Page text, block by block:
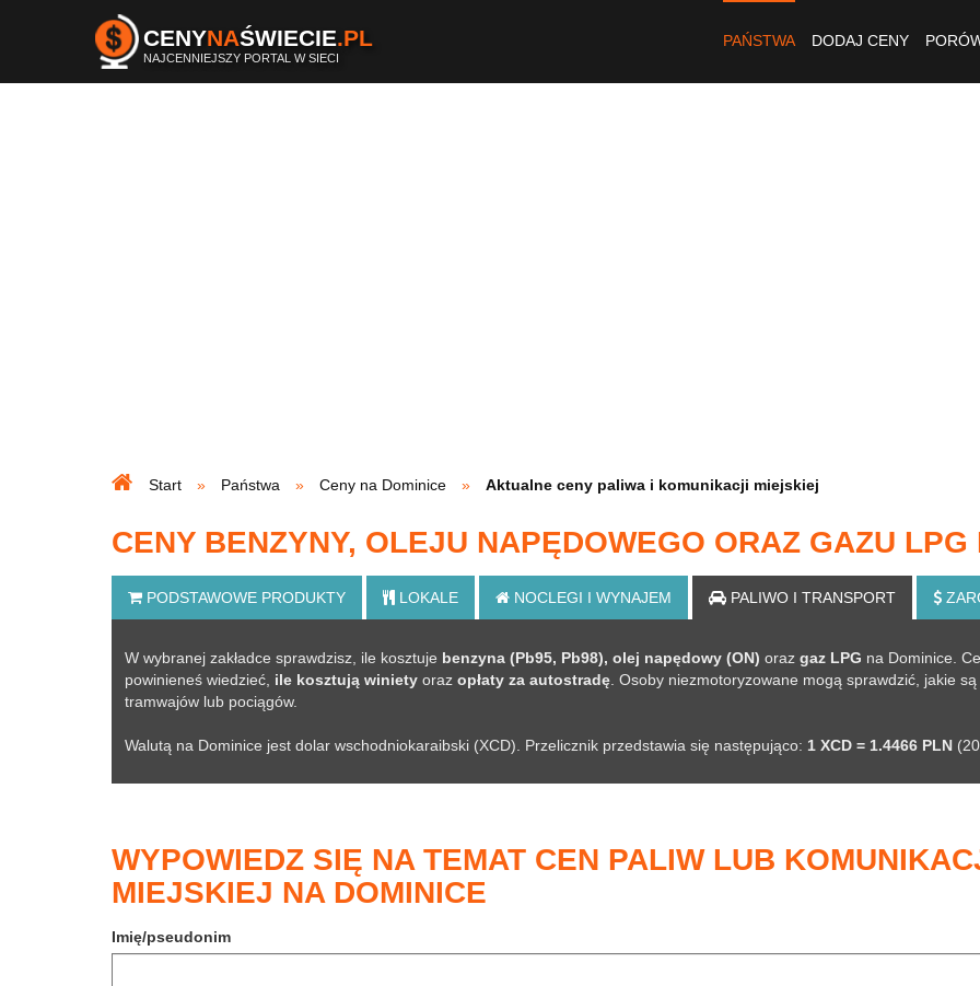
CENYNAŚWIECIE.PL
NAJCENNIEJSZY PORTAL W SIECI
PAŃSTWA DODAJ CENY
Start Państwa Ceny na Dominice Aktualne ceny paliwa i komunikacji miejskiej
CENY BENZYNY, OLEJU NAPĘDOWEGO ORAZ GAZU LPG
PODSTAWOWE PRODUKTY LOKALE NOCLEGI I WYNAJEM PALIWO I TRANSPORT
W wybranej zakładce sprawdzisz, ile kosztuje benzyna (Pb95, Pb98), olej napędowy (ON) oraz gaz LPG na Dominice.
powinieneś wiedzieć, ile kosztują winiety oraz opłaty za autostradę . Osoby niezmotoryzowane mogą sprawdzić, jakie
tramwajów lub pociągów.
Walutą na Dominice jest dolar wschodnio­karaibski (XCD). Przelicznik przedstawia się następująco: 1 XCD = 1.4466 PLN
WYPOWIEDZ SIĘ NA TEMAT CEN PALIW LUB
MIEJSKIEJ NA DOMINICE
Imię/pseudonim